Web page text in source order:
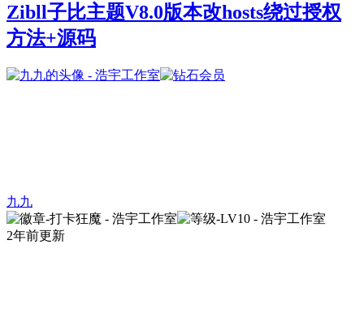
Zibll子比主题V8.0版本改hosts绕过授权
方法+源码
九九
2年前更新